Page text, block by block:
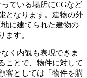
ている場所にCGなど
となります。建物の外
に建てられた建物の
ます。
く内観も表現できま
ことで、物件に対して
客としては「物件を購